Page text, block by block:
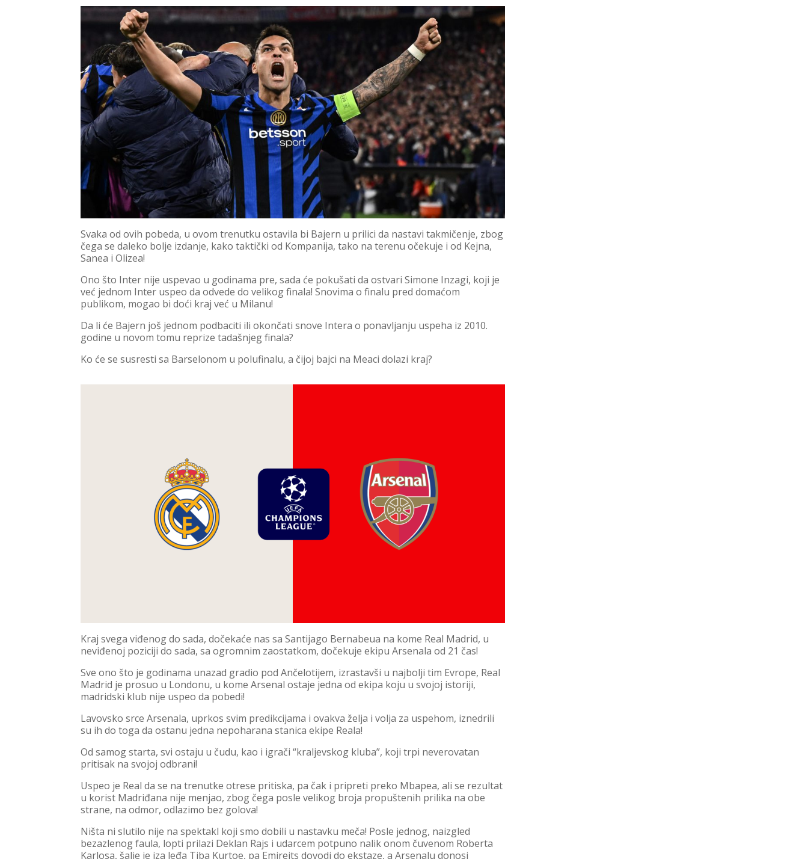
Svaka od ovih pobeda, u ovom trenutku ostavila bi Bajern u prilici da nastavi takmičenje, zbog
čega se daleko bolje izdanje, kako taktički od Kompanija, tako na terenu očekuje i od Kejna,
Sanea i Olizea!
Ono što Inter nije uspevao u godinama pre, sada će pokušati da ostvari Simone Inzagi, koji je
već jednom Inter uspeo da odvede do velikog finala! Snovima o finalu pred domaćom
publikom, mogao bi doći kraj već u Milanu!
Da li će Bajern još jednom podbaciti ili okončati snove Intera o ponavljanju uspeha iz 2010.
godine u novom tomu reprize tadašnjeg finala?
Ko će se susresti sa Barselonom u polufinalu, a čijoj bajci na Meaci dolazi kraj?
Kraj svega viđenog do sada, dočekaće nas sa Santijago Bernabeua na kome Real Madrid, u
neviđenoj poziciji do sada, sa ogromnim zaostatkom, dočekuje ekipu Arsenala od 21 čas!
Sve ono što je godinama unazad gradio pod Ančelotijem, izrastavši u najbolji tim Evrope, Real
Madrid je prosuo u Londonu, u kome Arsenal ostaje jedna od ekipa koju u svojoj istoriji,
madridski klub nije uspeo da pobedi!
Lavovsko srce Arsenala, uprkos svim predikcijama i ovakva želja i volja za uspehom, iznedrili
su ih do toga da ostanu jedna nepoharana stanica ekipe Reala!
Od samog starta, svi ostaju u čudu, kao i igrači “kraljevskog kluba”, koji trpi neverovatan
pritisak na svojoj odbrani!
Uspeo je Real da se na trenutke otrese pritiska, pa čak i pripreti preko Mbapea, ali se rezultat
u korist Madriđana nije menjao, zbog čega posle velikog broja propuštenih prilika na obe
strane, na odmor, odlazimo bez golova!
Ništa ni slutilo nije na spektakl koji smo dobili u nastavku meča! Posle jednog, naizgled
bezazlenog faula, lopti prilazi Deklan Rajs i udarcem potpuno nalik onom čuvenom Roberta
Karlosa, šalje je iza leđa Tiba Kurtoe, pa Emirejts dovodi do ekstaze, a Arsenalu donosi